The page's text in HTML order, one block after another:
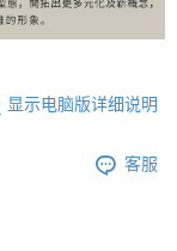
显示电脑版详细说明
客服